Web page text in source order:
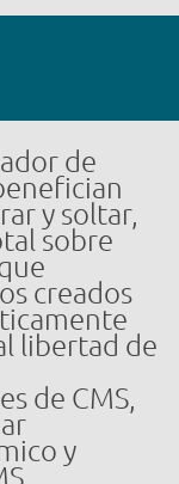
de
y soltar,
sobre
creados
libertad de
de CMS,
y